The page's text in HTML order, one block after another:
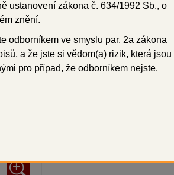
O firmě Obchodní podmínky
+
ustanovení zákona č. 634/1992 Sb., o
znění.
odborníkem ve smyslu par. 2a zákona
a že jste si vědom(a) rizik, která jsou
pro případ, že odborníkem nejste.